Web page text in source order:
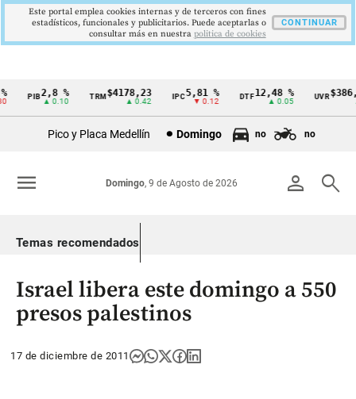
Cintillo
Colombia
PIB2,8 %
▲ 0.10
TRM$4178,23
▲ 0.42
5,81 %
▼ 0.12
DTF12,48 %
▲ 0.05
UVR
Pico y Placa Medellín Domingo no no
person search
Domingo, 9 de Agosto de 2026
menu
Temas recomendados
Israel libera este domingo a 550
presos palestinos
17 de diciembre de 2011
Este portal emplea cookies internas y de terceros con fines
estadísticos, funcionales y publicitarios. Puede aceptarlas o
consultar más en nuestra politica de cookies
CONTINUAR